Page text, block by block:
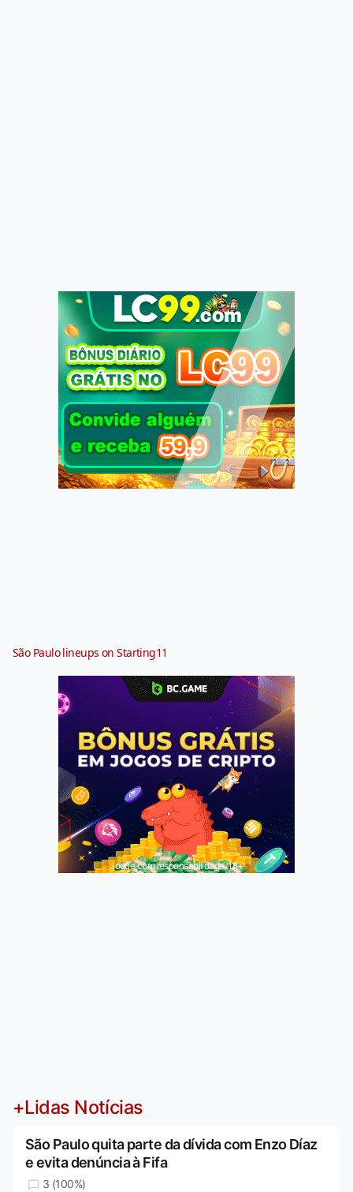
São Paulo lineups on Starting11
Jogue com responsabilidade. 18+
+Lidas Notícias
São Paulo quita parte da dívida com Enzo Díaz
e evita denúncia à Fifa
3 (100%)